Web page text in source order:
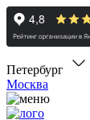
Петербург
Москва